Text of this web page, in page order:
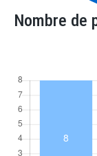
Nombre de